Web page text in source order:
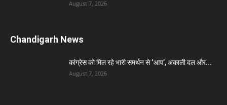
August 7, 2026
Chandigarh News
कांग्रेस को मिल रहे भारी समर्थन से ‘आप’, अकाली दल और...
August 7, 2026